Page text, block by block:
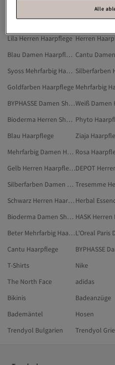
Rosa Damen Haarpflege
Lila Herren Haarpflege Herren
Blau Damen Haarpflege
Syoss Mehrfarbig Haarpflege
Goldfarben Haarpflege Mehrfarbig
BYPHASSE Damen Shampoos
Bioderma Herren Shampoos Phyto
Blau Haarpflege
Ziaja
Mehrfarbig Damen Haarpflege Rosa
Gelb Herren Haarpflege
Silberfarben Damen Haarpflege
Schwarz Herren Haarpflege
Bioderma Damen Shampoos
Beter Mehrfarbig Haarpflege
Cantu Haarpflege
T-Shirts
Nike
The North Face
adidas
Bikinis
Badeanzüge
Bademäntel
Hosen
Trendyol Bulgarien
Trendyol
Alle